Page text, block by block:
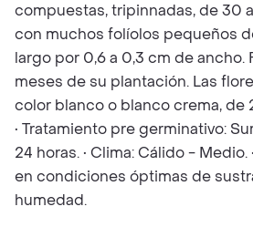
compuestas, tripinnadas, de 30
con muchos folíolos pequeños
largo por 0,6 a 0,3 cm de ancho.
meses de su plantación. Las
color blanco o blanco crema, de
• Tratamiento pre germinativo:
24 horas. • Clima: Cálido -
en condiciones óptimas de
humedad.